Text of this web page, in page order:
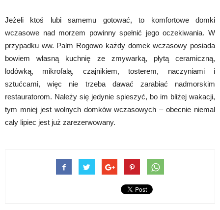
Jeżeli ktoś lubi samemu gotować, to komfortowe domki
wczasowe nad morzem powinny spełnić jego oczekiwania. W
przypadku ww. Palm Rogowo każdy domek wczasowy posiada
bowiem własną kuchnię ze zmywarką, płytą ceramiczną,
lodówką, mikrofalą, czajnikiem, tosterem, naczyniami i
sztućcami, więc nie trzeba dawać zarabiać nadmorskim
restauratorom. Należy się jedynie spieszyć, bo im bliżej wakacji,
tym mniej jest wolnych domków wczasowych – obecnie niemal
cały lipiec jest już zarezerwowany.